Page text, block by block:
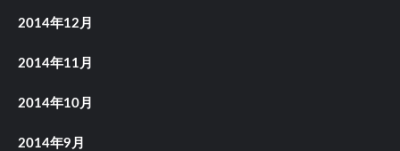
2014年12月
2014年11月
2014年10月
2014年9月